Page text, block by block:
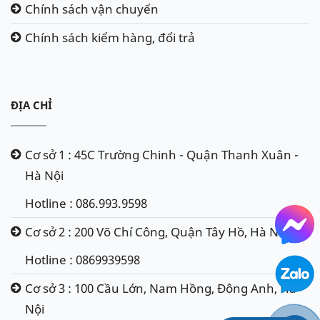
hoạt động của máy phát, củ đề có ổn định không.
Thay thế ắc quy tận nơi mà bạn không phát sinh
Đội ngũ nhân viên chuyên nghiệp, nhiều năm kinh
nghiệm. Thay lắp kịp thời, thao tác nhanh gọn, an
toàn, sạch sẽ.
Hỗ trợ mua lại bình ắc quy cũ, hỏng giá cao để giảm
chi phí cho khách hàng.
Chính sách vận chuyển
Chính sách kiểm hàng, đổi trả
ĐỊA CHỈ
Cơ sở 1 : 45C Trường Chinh - Quận Thanh Xuân -
Hà Nội
Hotline : 086.993.9598
Cơ sở 2 : 200 Võ Chí Công, Quận Tây Hồ, Hà Nội
Hotline : 0869939598
Cơ sở 3 : 100 Cầu Lớn, Nam Hồng, Đông Anh, Hà
Nội